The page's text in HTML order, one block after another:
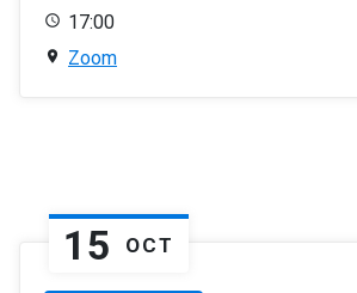
17:00
Zoom
15 OCT